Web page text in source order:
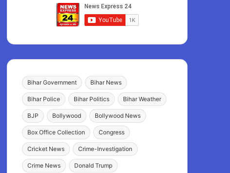
Bihar Government Bihar News
Bihar Police Bihar Politics Bihar Weather
BJP Bollywood Bollywood News
Box Office Collection Congress
Cricket News Crime-Investigation
Crime News Donald Trump